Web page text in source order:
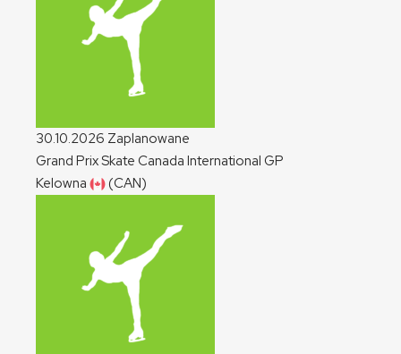
30.10.2026 Zaplanowane
Grand Prix Skate Canada International GP
Kelowna
(CAN)